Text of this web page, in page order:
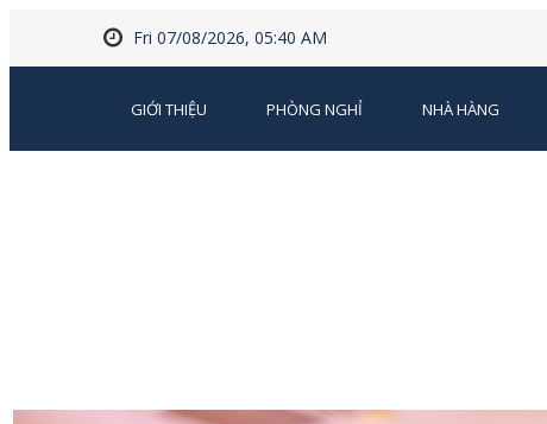
Fri 07/08/2026, 05:40 AM
GIỚI THIỆU PHÒNG NGHỈ NHÀ HÀNG